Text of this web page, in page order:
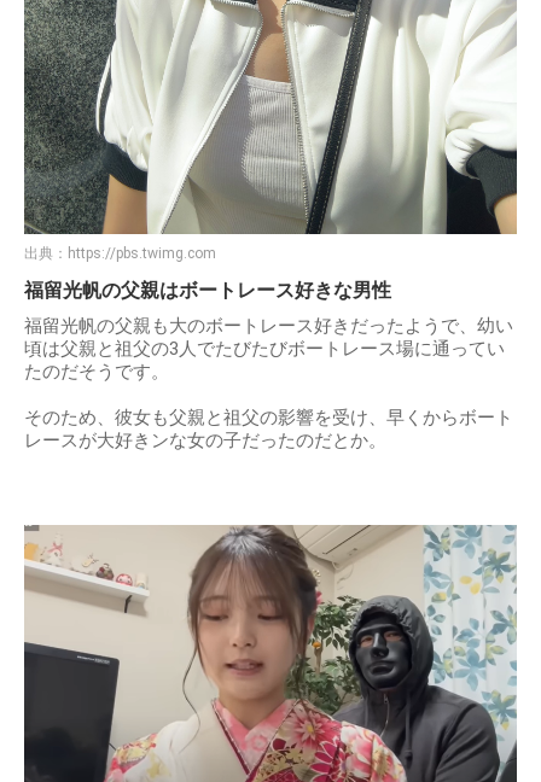
出典： https://pbs.twimg.com
福留光帆の父親はボートレース好きな男性
福留光帆の父親も大のボートレース好きだったようで、幼い
頃は父親と祖父の3人でたびたびボートレース場に通ってい
たのだそうです。
そのため、彼女も父親と祖父の影響を受け、早くからボート
レースが大好きンな女の子だったのだとか。